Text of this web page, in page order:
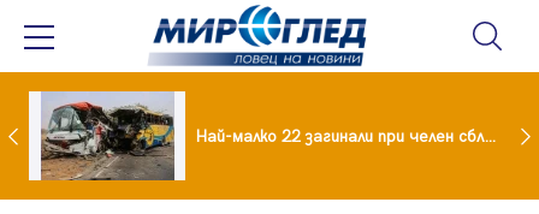
споразумение със САЩ , но без компромиси Най-малко 22 загинали при челен сблъсък между два автобуса